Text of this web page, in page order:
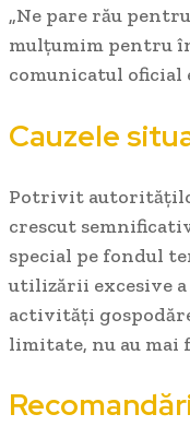
„Ne pare rău
mulțumim pentru
comunicatul oficial
Cauzele
Potrivit
crescut
special pe fondul
utilizării excesive
activități
limitate, nu au mai